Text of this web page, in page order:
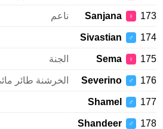
♀
Sanjana ناعم
♂
Sivastian
♀
Sema الجنة
♂
Severino الخرشنة طائر مائي
♂
Shamel
♂
Shandeer